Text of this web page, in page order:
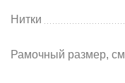
Нитки
Рамочный размер, см